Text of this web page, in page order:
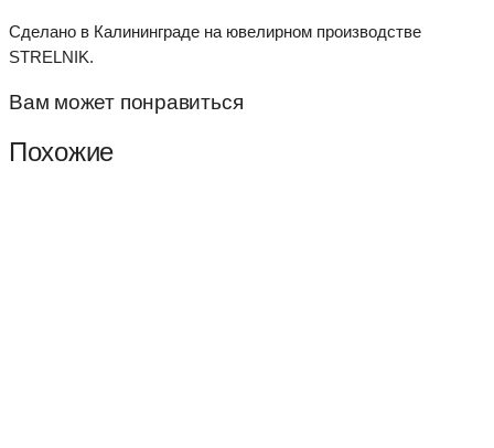
Сделано в Калининграде на ювелирном производстве
STRELNIK.
Вам может понравиться
Похожие